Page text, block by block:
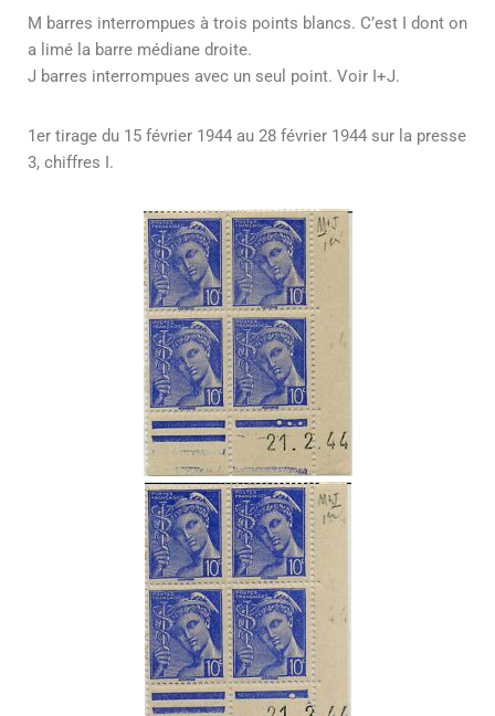
M barres interrompues à trois points blancs. C’est I dont on
a limé la barre médiane droite.
J barres interrompues avec un seul point. Voir I+J.
1er tirage du 15 février 1944 au 28 février 1944 sur la presse
3, chiffres I.